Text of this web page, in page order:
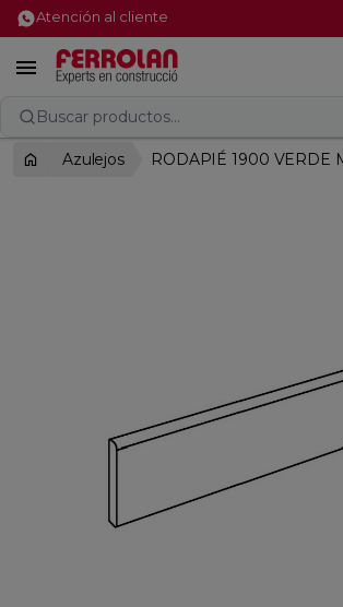
Atención al cliente

Buscar productos...
Azulejos RODAPIÉ 1900 VERDE